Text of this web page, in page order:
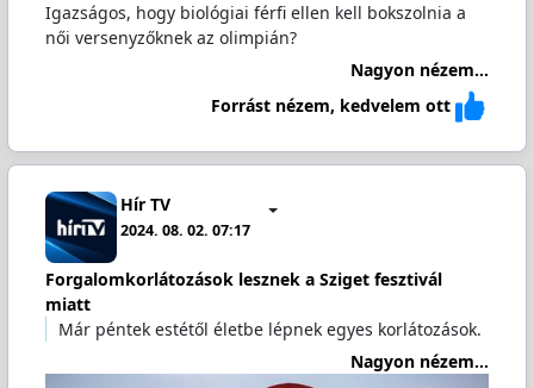
Igazságos, hogy biológiai férfi ellen kell bokszolnia a
női versenyzőknek az olimpián?
Nagyon nézem...
Forrást nézem, kedvelem ott
Hír TV
2024. 08. 02. 07:17
Forgalomkorlátozások lesznek a Sziget fesztivál
miatt
Már péntek estétől életbe lépnek egyes korlátozások.
Nagyon nézem...